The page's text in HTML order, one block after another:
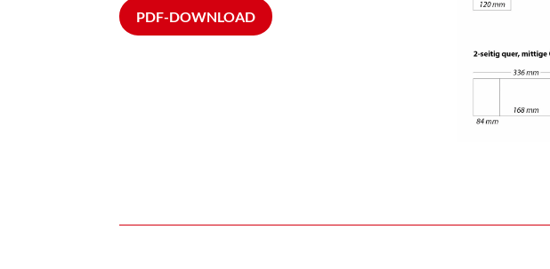
PDF-DOWNLOAD